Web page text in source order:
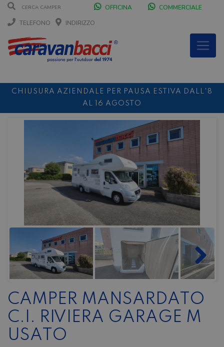
OFFICINA
COMMERCIALE
TELEFONO
INDIRIZZO
CHIUSURA AZIENDALE PER PAUSA ESTIVA DALL'8
AL 16 AGOSTO
DURANTE IL MESE DI AGOSTO SIAMO CHIUSI IL
SABATO POMERIGGIO
NOLEGGIO ENTRO IL 31.08
NOLEGGI DI SETTEMBRE
CAMPER MANSARDATO
C.I. RIVIERA GARAGE M
USATO